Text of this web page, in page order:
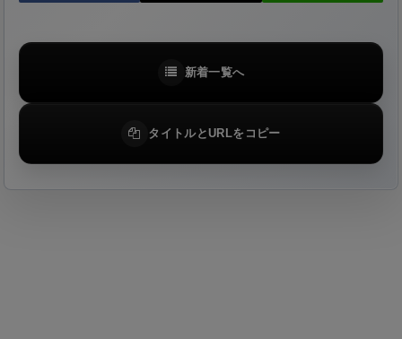
新着一覧へ
タイトルとURLをコピー